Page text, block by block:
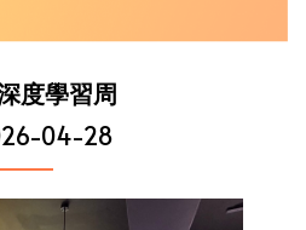
度學習周
04-28